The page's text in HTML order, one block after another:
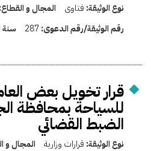
نوع الوثيقة: فتاوى المجال و القطاع:
رقم الوثيقة/رقم الدعوى:287 سنة
قرار تخويل بعض
للسياحة بمحافظة
الضبط القضائي
نوع الوثيقة: قرارات وزارية المجال و